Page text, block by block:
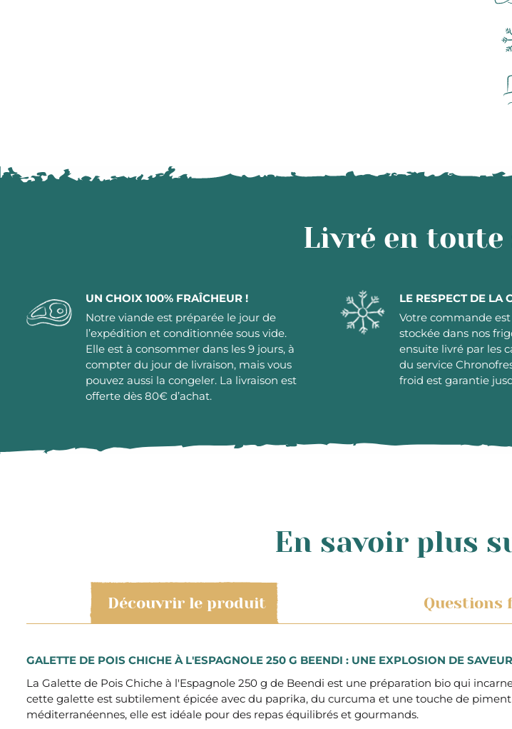
Livré en
UN CHOIX 100% FRAÎCHEUR !
Notre viande est préparée le jour de
l’expédition et conditionnée sous vide.
Elle est à consommer dans les 9 jours, à
compter du jour de livraison, mais vous
pouvez aussi la congeler. La livraison est
offerte dès 80€ d’achat.
LE RESPECT DE LA
Votre commande
stockée dans nos
ensuite livré par les
du service
froid est garantie
En savoir plus
Découvrir le produit Questions
GALETTE DE POIS CHICHE À L'ESPAGNOLE 250 G BEENDI : UNE EXPLOSION DE
La Galette de Pois Chiche à l'Espagnole 250 g de Beendi est une préparation bio qui
cette galette est subtilement épicée avec du paprika, du curcuma et une touche de
méditerranéennes, elle est idéale pour des repas équilibrés et gourmands.